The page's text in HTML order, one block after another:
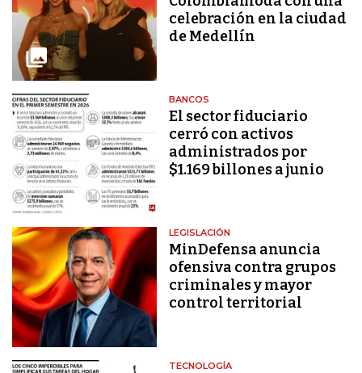
celebración en la ciudad
de Medellín
BANCOS
El sector fiduciario
cerró con activos
administrados por
$1.169 billones a junio
LEGISLACIÓN
MinDefensa anuncia
ofensiva contra grupos
criminales y mayor
control territorial
TECNOLOGÍA